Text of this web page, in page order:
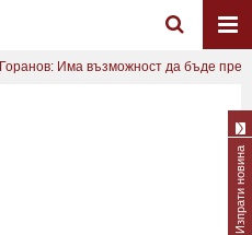
Горанов: Има възможност да бъде
Изпрати новина